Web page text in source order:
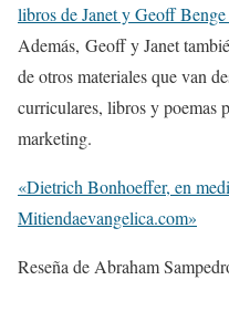
libros de Janet y Geoff
Además, Geoff y Janet
de otros materiales que van
curriculares, libros y poemas
marketing.
«Dietrich Bonhoeffer, en
Mitiendaevangelica.com»
Reseña de Abraham